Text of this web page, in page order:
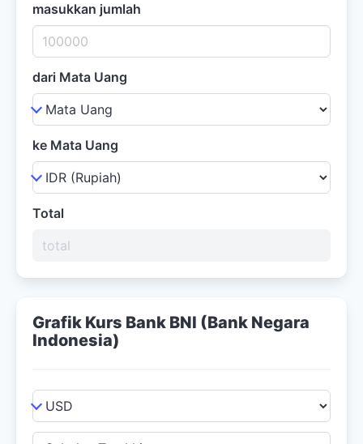
masukkan jumlah
dari Mata Uang
ke Mata Uang
Total
Grafik Kurs Bank BNI (Bank Negara
Indonesia)